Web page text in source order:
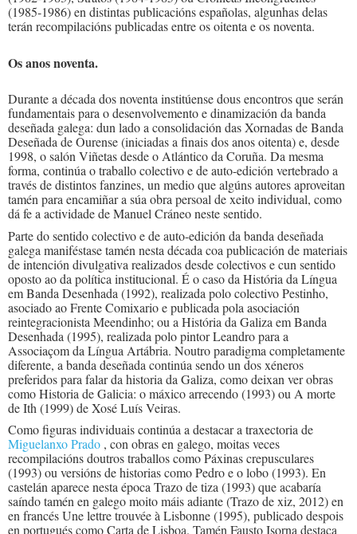
(1985-1986) en distintas publicacións españolas, algunhas delas
terán recompilacións publicadas entre os oitenta e os noventa.
Os anos noventa.
Durante a década dos noventa institúense dous encontros que serán
fundamentais para o desenvolvemento e dinamización da banda
deseñada galega: dun lado a consolidación das Xornadas de Banda
Deseñada de Ourense (iniciadas a finais dos anos oitenta) e, desde
1998, o salón Viñetas desde o Atlántico da Coruña. Da mesma
forma, continúa o traballo colectivo e de auto-edición vertebrado a
través de distintos fanzines, un medio que algúns autores aproveitan
tamén para encamiñar a súa obra persoal de xeito individual, como
dá fe a actividade de Manuel Cráneo neste sentido.
Parte do sentido colectivo e de auto-edición da banda deseñada
galega maniféstase tamén nesta década coa publicación de materiais
de intención divulgativa realizados desde colectivos e cun sentido
oposto ao da política institucional. É o caso da História da Língua
em Banda Desenhada (1992), realizada polo colectivo Pestinho,
asociado ao Frente Comixario e publicada pola asociación
reintegracionista Meendinho; ou a História da Galiza em Banda
Desenhada (1995), realizada polo pintor Leandro para a
Associaçom da Língua Artábria. Noutro paradigma completamente
diferente, a banda deseñada continúa sendo un dos xéneros
preferidos para falar da historia da Galiza, como deixan ver obras
como Historia de Galicia: o máxico arrecendo (1993) ou A morte
de Ith (1999) de Xosé Luís Veiras.
Como figuras individuais continúa a destacar a traxectoria de
Miguelanxo Prado , con obras en galego, moitas veces
recompilacións doutros traballos como Páxinas crepusculares
(1993) ou versións de historias como Pedro e o lobo (1993). En
castelán aparece nesta época Trazo de tiza (1993) que acabaría
saíndo tamén en galego moito máis adiante (Trazo de xiz, 2012) en
en francés Une lettre trouvée à Lisbonne (1995), publicado despois
en portugués como Carta de Lisboa. Tamén Fausto Isorna destaca